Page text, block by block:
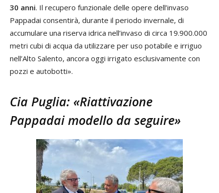
30 anni. Il recupero funzionale delle opere dell’invaso
Pappadai consentirà, durante il periodo invernale, di
accumulare una riserva idrica nell’invaso di circa 19.900.000
metri cubi di acqua da utilizzare per uso potabile e irriguo
nell’Alto Salento, ancora oggi irrigato esclusivamente con
pozzi e autobotti».
Cia Puglia: «Riattivazione
Pappadai modello da seguire»